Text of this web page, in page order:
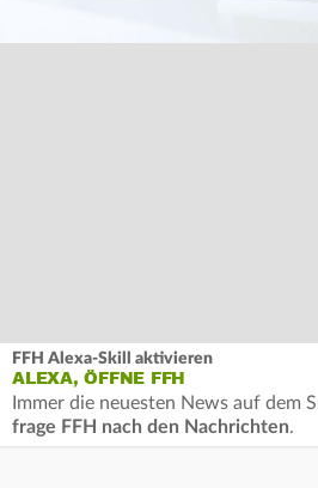
FFH Alexa-Skill aktivieren
ALEXA, ÖFFNE FFH
Immer die neuesten News auf dem
frage FFH nach den Nachrichten.